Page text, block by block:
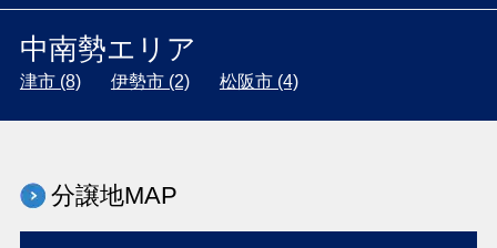
中南勢エリア
津市 (8) 伊勢市 (2) 松阪市 (4)
分譲地MAP